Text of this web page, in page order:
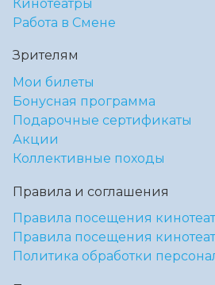
Кинотеатры
Работа в Смене
Зрителям
Мои билеты
Бонусная программа
Подарочные сертификаты
Акции
Коллективные походы
Правила и соглашения
Правила посещения
Правила посещения
Политика обработки